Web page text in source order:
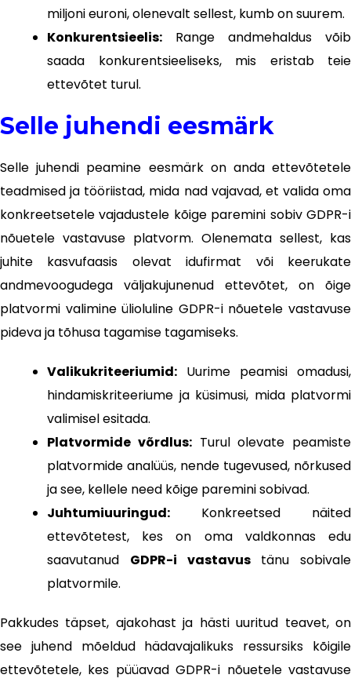
miljoni euroni, olenevalt sellest, kumb on suurem.
Konkurentsieelis: Range andmehaldus võib
saada konkurentsieeliseks, mis eristab teie
ettevõtet turul.
Selle juhendi eesmärk
Selle juhendi peamine eesmärk on anda ettevõtetele
teadmised ja tööriistad, mida nad vajavad, et valida oma
konkreetsetele vajadustele kõige paremini sobiv GDPR-i
nõuetele vastavuse platvorm. Olenemata sellest, kas
juhite kasvufaasis olevat idufirmat või keerukate
andmevoogudega väljakujunenud ettevõtet, on õige
platvormi valimine ülioluline GDPR-i nõuetele vastavuse
pideva ja tõhusa tagamise tagamiseks.
Valikukriteeriumid: Uurime peamisi omadusi,
hindamiskriteeriume ja küsimusi, mida platvormi
valimisel esitada.
Platvormide võrdlus:Turul olevate peamiste
platvormide analüüs, nende tugevused, nõrkused
ja see, kellele need kõige paremini sobivad.
Juhtumiuuringud: Konkreetsed näited
ettevõtetest, kes on oma valdkonnas edu
saavutanud GDPR-i vastavustänu sobivale
platvormile.
Pakkudes täpset, ajakohast ja hästi uuritud teavet, on
see juhend mõeldud hädavajalikuks ressursiks kõigile
ettevõtetele, kes püüavad GDPR-i nõuetele vastavuse